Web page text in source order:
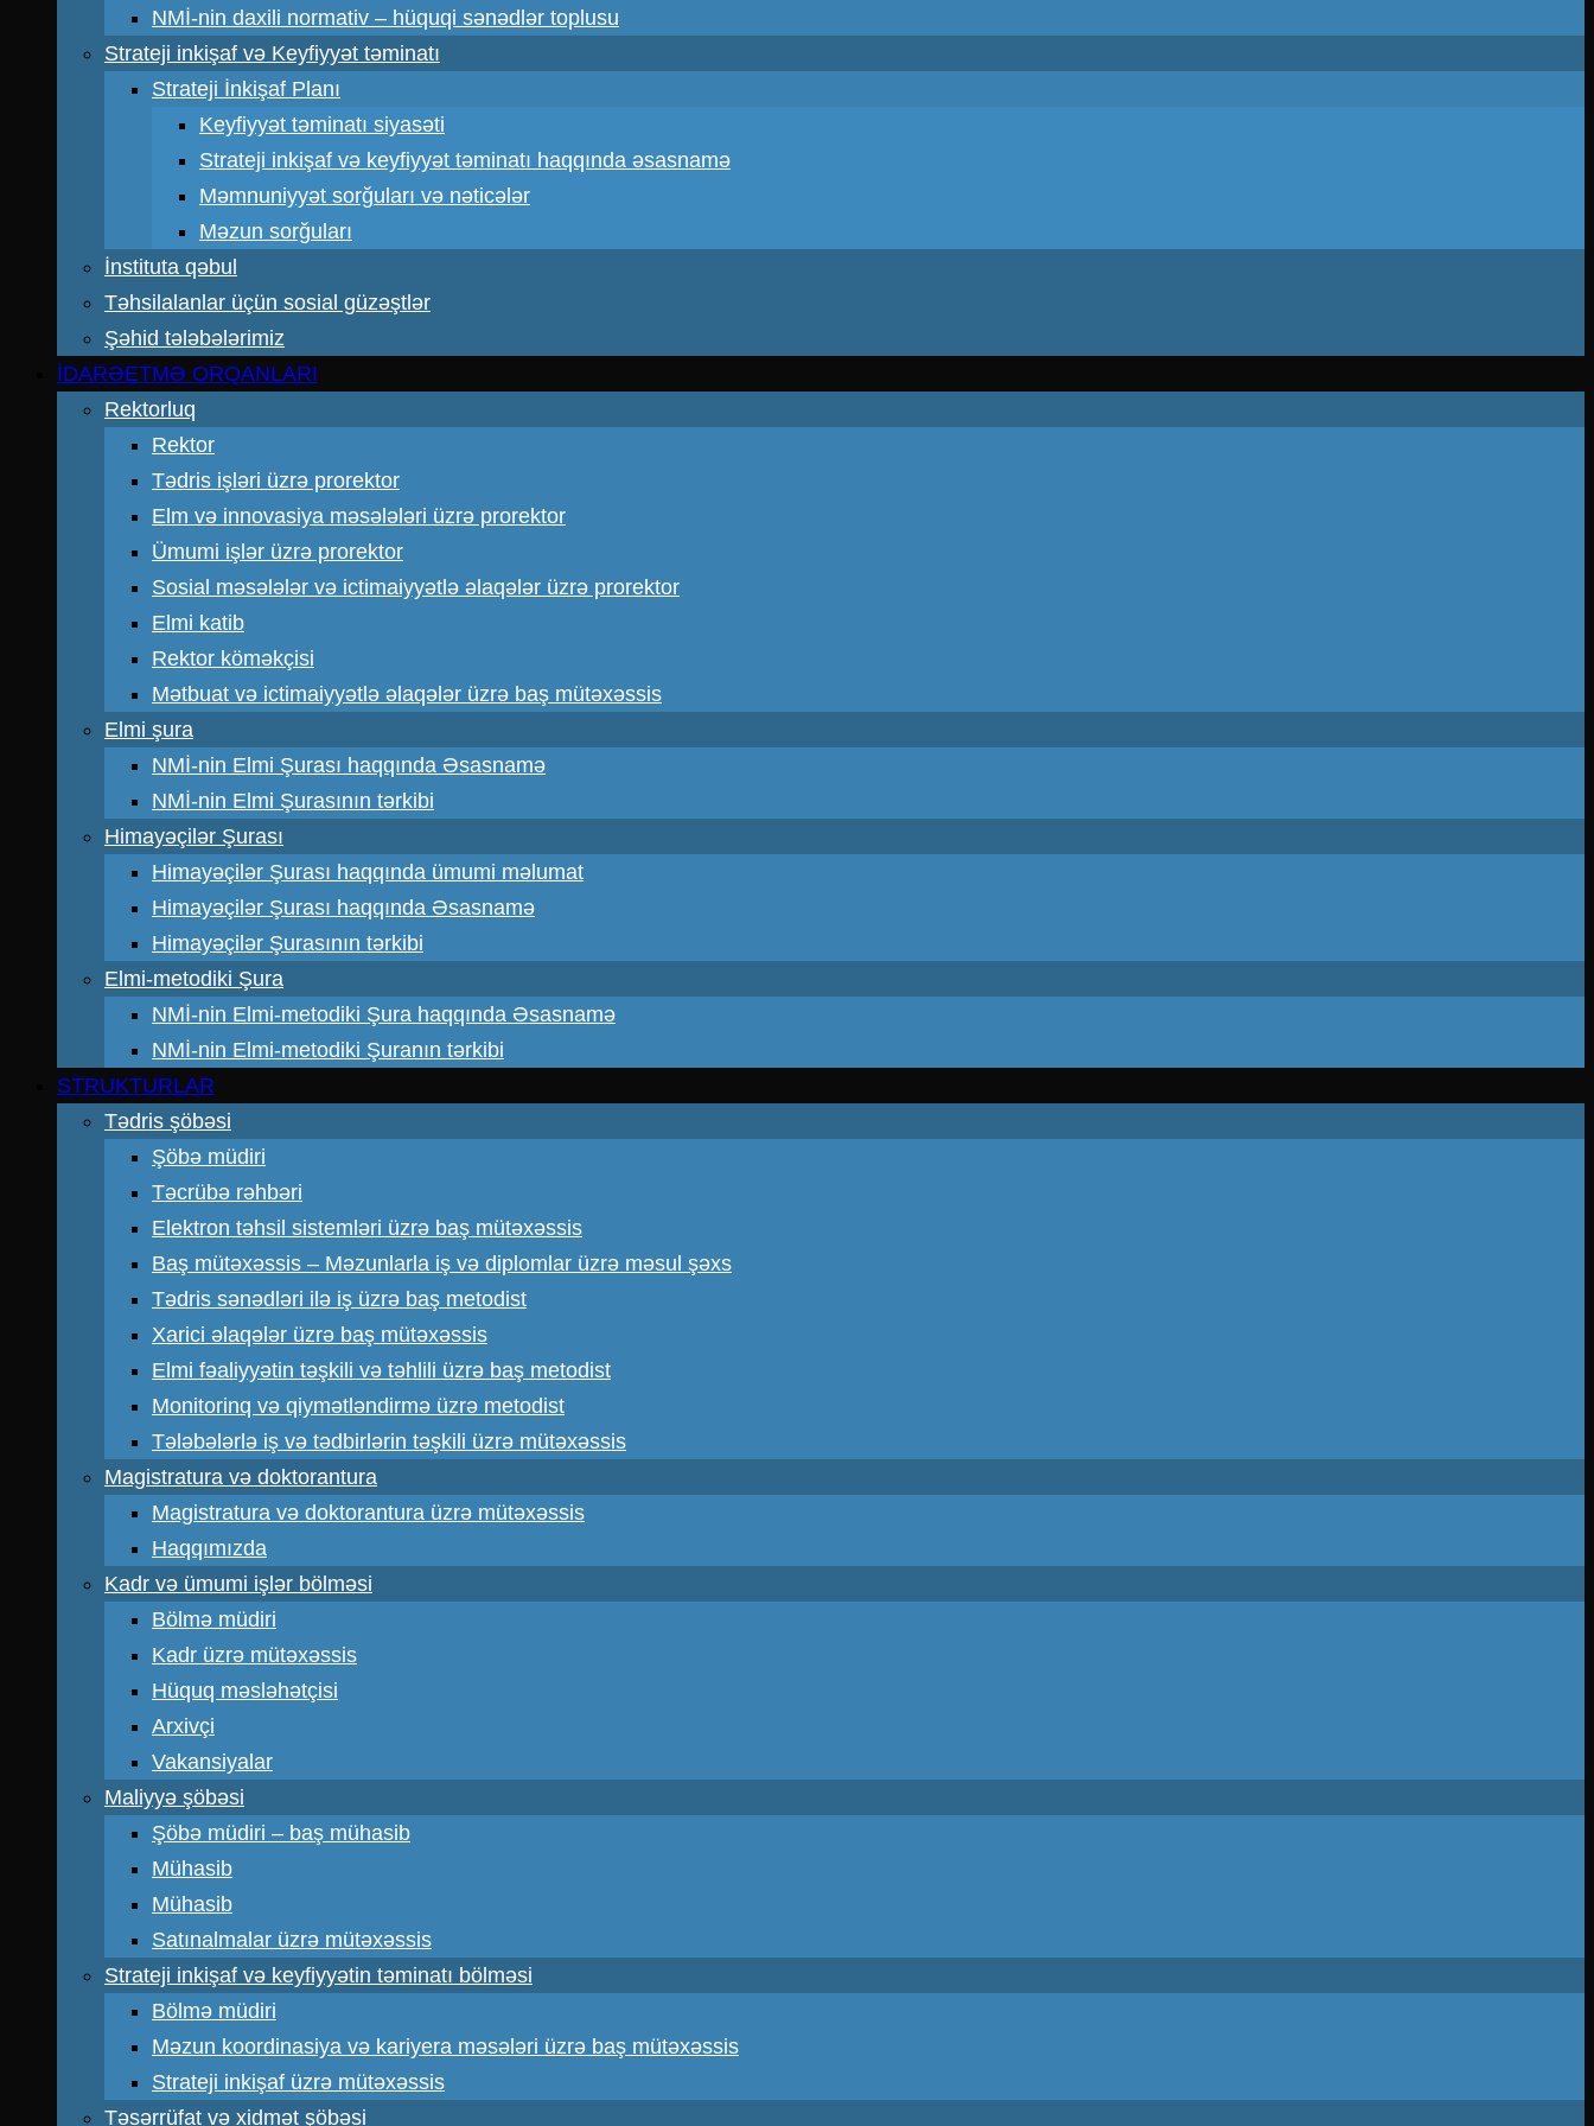
NMİ-nin daxili normativ – hüquqi sənədlər toplusu
Strateji inkişaf və Keyfiyyət təminatı
Strateji İnkişaf Planı
Keyfiyyət təminatı siyasəti
Strateji inkişaf və keyfiyyət təminatı haqqında əsasnamə
Məmnuniyyət sorğuları və nəticələr
Məzun sorğuları
İnstituta qəbul
Təhsilalanlar üçün sosial güzəştlər
Şəhid tələbələrimiz
İDARƏETMƏ ORQANLARI
Rektorluq
Rektor
Tədris işləri üzrə prorektor
Elm və innovasiya məsələləri üzrə prorektor
Ümumi işlər üzrə prorektor
Sosial məsələlər və ictimaiyyətlə əlaqələr üzrə prorektor
Elmi katib
Rektor köməkçisi
Mətbuat və ictimaiyyətlə əlaqələr üzrə baş mütəxəssis
Elmi şura
NMİ-nin Elmi Şurası haqqında Əsasnamə
NMİ-nin Elmi Şurasının tərkibi
Himayəçilər Şurası
Himayəçilər Şurası haqqında ümumi məlumat
Himayəçilər Şurası haqqında Əsasnamə
Himayəçilər Şurasının tərkibi
Elmi-metodiki Şura
NMİ-nin Elmi-metodiki Şura haqqında Əsasnamə
NMİ-nin Elmi-metodiki Şuranın tərkibi
STRUKTURLAR
Tədris şöbəsi
Şöbə müdiri
Təcrübə rəhbəri
Elektron təhsil sistemləri üzrə baş mütəxəssis
Baş mütəxəssis – Məzunlarla iş və diplomlar üzrə məsul şəxs
Tədris sənədləri ilə iş üzrə baş metodist
Xarici əlaqələr üzrə baş mütəxəssis
Elmi fəaliyyətin təşkili və təhlili üzrə baş metodist
Monitorinq və qiymətləndirmə üzrə metodist
Tələbələrlə iş və tədbirlərin təşkili üzrə mütəxəssis
Magistratura və doktorantura
Magistratura və doktorantura üzrə mütəxəssis
Haqqımızda
Kadr və ümumi işlər bölməsi
Bölmə müdiri
Kadr üzrə mütəxəssis
Hüquq məsləhətçisi
Arxivçi
Vakansiyalar
Maliyyə şöbəsi
Şöbə müdiri – baş mühasib
Mühasib
Mühasib
Satınalmalar üzrə mütəxəssis
Strateji inkişaf və keyfiyyətin təminatı bölməsi
Bölmə müdiri
Məzun koordinasiya və kariyera məsələri üzrə baş mütəxəssis
Strateji inkişaf üzrə mütəxəssis
Təsərrüfat və xidmət şöbəsi